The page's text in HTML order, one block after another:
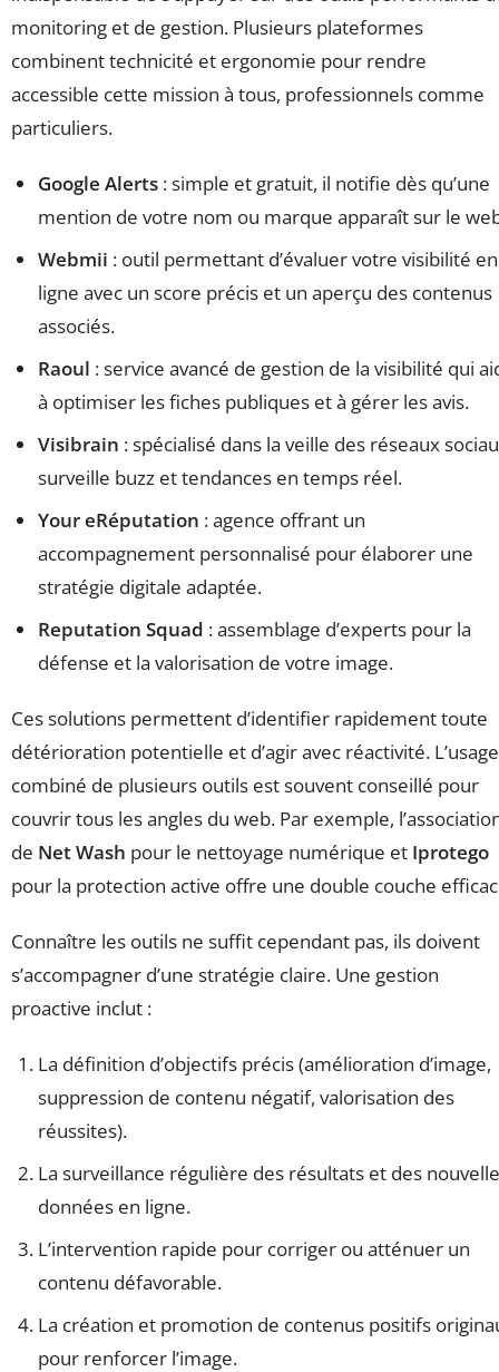
monitoring et de gestion. Plusieurs plateformes
combinent technicité et ergonomie pour rendre
accessible cette mission à tous, professionnels comme
particuliers.
Google Alerts : simple et gratuit, il notifie dès qu’une
mention de votre nom ou marque apparaît sur le
Webmii : outil permettant d’évaluer votre visibilité en
ligne avec un score précis et un aperçu des contenus
associés.
Raoul : service avancé de gestion de la visibilité qui
à optimiser les fiches publiques et à gérer les avis.
Visibrain : spécialisé dans la veille des réseaux
surveille buzz et tendances en temps réel.
Your eRéputation : agence offrant un
accompagnement personnalisé pour élaborer une
stratégie digitale adaptée.
Reputation Squad : assemblage d’experts pour la
défense et la valorisation de votre image.
Ces solutions permettent d’identifier rapidement toute
détérioration potentielle et d’agir avec réactivité. L’usage
combiné de plusieurs outils est souvent conseillé pour
couvrir tous les angles du web. Par exemple,
de Net Wash pour le nettoyage numérique et Iprotego
pour la protection active offre une double couche
Connaître les outils ne suffit cependant pas, ils doivent
s’accompagner d’une stratégie claire. Une gestion
proactive inclut :
La définition d’objectifs précis (amélioration d’image,
suppression de contenu négatif, valorisation des
réussites).
La surveillance régulière des résultats et des
données en ligne.
L’intervention rapide pour corriger ou atténuer un
contenu défavorable.
La création et promotion de contenus positifs
pour renforcer l’image.